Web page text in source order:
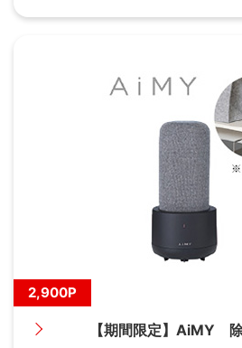
2,900P
【期間限定】AiMY